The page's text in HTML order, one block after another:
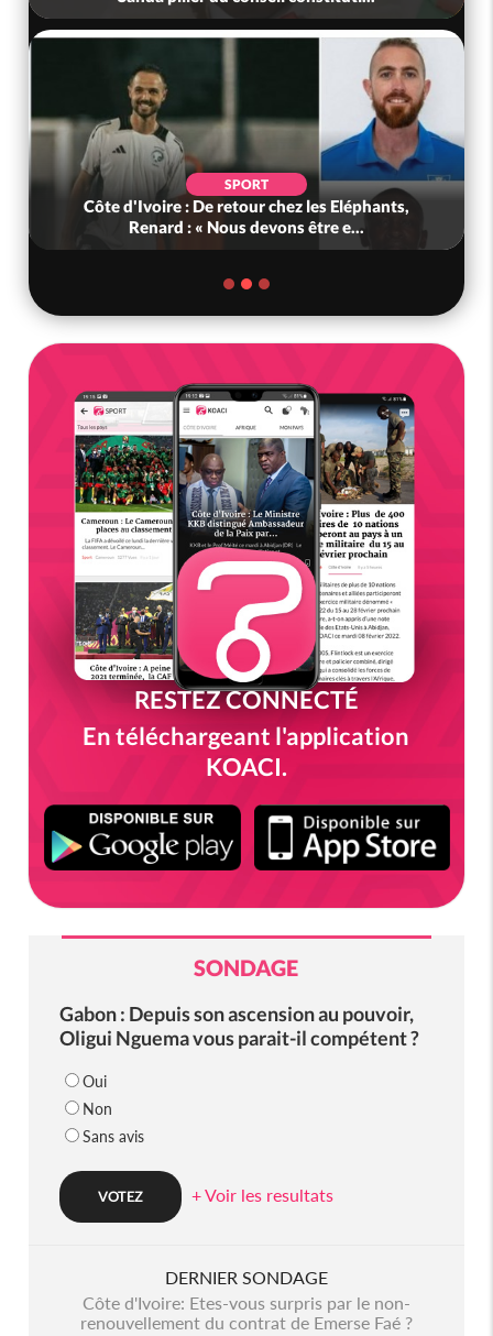
SPORT
Côte d'Ivoire : De retour chez les Eléphants,
Renard : « Nous devons être e...
RESTEZ CONNECTÉ
En téléchargeant l'application
KOACI.
SONDAGE
Gabon : Depuis son ascension au pouvoir,
Oligui Nguema vous parait-il compétent ?
Oui
Non
Sans avis
+ Voir les resultats
DERNIER SONDAGE
Côte d'Ivoire: Etes-vous surpris par le non-
renouvellement du contrat de Emerse Faé ?